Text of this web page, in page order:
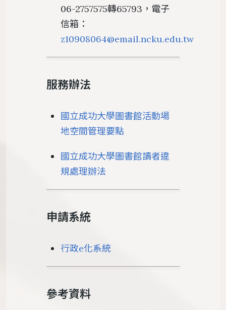
06-2757575轉65793，電子
信箱：
z10908064@email.ncku.edu.tw
服務辦法
國立成功大學圖書館活動場
地空間管理要點
國立成功大學圖書館讀者違
規處理辦法
申請系統
行政e化系統
參考資料